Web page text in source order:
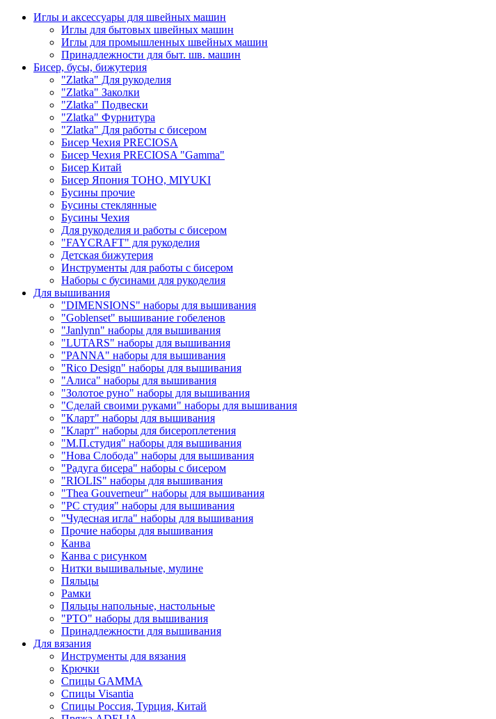
Иглы и аксессуары для швейных машин
Иглы для бытовых швейных машин
Иглы для промышленных швейных машин
Принадлежности для быт. шв. машин
Бисер, бусы, бижутерия
"Zlatka" Для рукоделия
"Zlatka" Заколки
"Zlatka" Подвески
"Zlatka" Фурнитура
"Zlatka" Для работы с бисером
Бисер Чехия PRECIOSA
Бисер Чехия PRECIOSA "Gamma"
Бисер Китай
Бисер Япония TOHO, MIYUKI
Бусины прочие
Бусины стеклянные
Бусины Чехия
Для рукоделия и работы с бисером
"FAYCRAFT" для рукоделия
Детская бижутерия
Инструменты для работы с бисером
Наборы с бусинами для рукоделия
Для вышивания
"DIMENSIONS" наборы для вышивания
"Goblenset" вышивание гобеленов
"Janlynn" наборы для вышивания
"LUTARS" наборы для вышивания
"PANNA" наборы для вышивания
"Rico Design" наборы для вышивания
"Алиса" наборы для вышивания
"Золотое руно" наборы для вышивания
"Сделай своими руками" наборы для вышивания
"Кларт" наборы для вышивания
"Кларт" наборы для бисероплетения
"М.П.студия" наборы для вышивания
"Нова Слобода" наборы для вышивания
"Радуга бисера" наборы с бисером
"RIOLIS" наборы для вышивания
"Thea Gouverneur" наборы для вышивания
"РС студия" наборы для вышивания
"Чудесная игла" наборы для вышивания
Прочие наборы для вышивания
Канва
Канва с рисунком
Нитки вышивальные, мулине
Пяльцы
Рамки
Пяльцы напольные, настольные
"РТО" наборы для вышивания
Принадлежности для вышивания
Для вязания
Инструменты для вязания
Крючки
Спицы GAMMA
Спицы Visantia
Спицы Россия, Турция, Китай